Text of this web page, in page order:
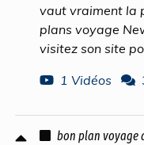
vaut vraiment la
plans voyage
visitez son site
1 Vidéos
bon plan voyage